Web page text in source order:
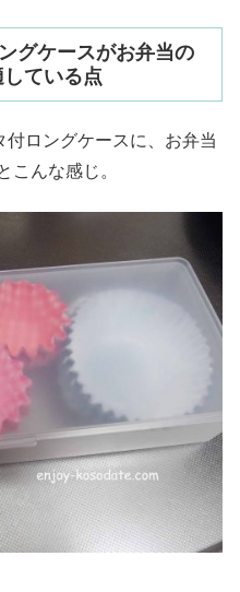
グケースがお弁当の
ている点
ロングケースに、お弁当
こんな感じ。